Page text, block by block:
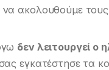
ακολουθούμε
δεν λειτουργεί ο
εγκατέστησε τα